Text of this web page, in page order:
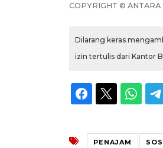
COPYRIGHT © ANTARA
Dilarang keras
izin tertulis dari Kantor
PENAJAM